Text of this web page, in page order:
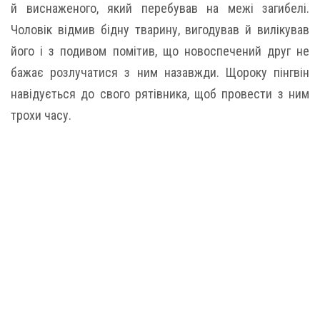
й виснаженого, який перебував на межі загибелі.
Чоловік відмив бідну тварину, вигодував й вилікував
його і з подивом помітив, що новоспечений друг не
бажає розлучатися з ним назавжди. Щороку пінгвін
навідується до свого рятівника, щоб провести з ним
трохи часу.